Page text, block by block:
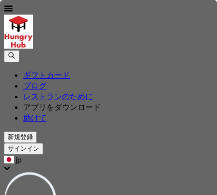
ギフトカード
ブログ
レストランのために
アプリをダウンロード
助けて
新規登録
サインイン
jp